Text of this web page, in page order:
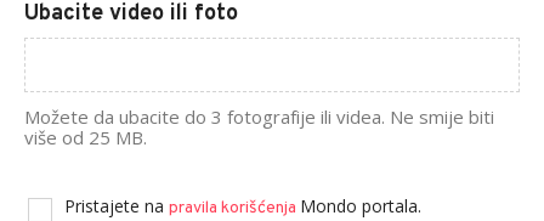
Ubacite video ili foto
Možete da ubacite do 3 fotografije ili videa. Ne smije biti
više od 25 MB.
Pristajete na pravila korišćenja Mondo portala.